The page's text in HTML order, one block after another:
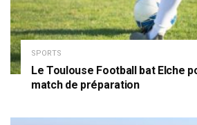
SPORTS
Le Toulouse Football bat Elche
match de préparation